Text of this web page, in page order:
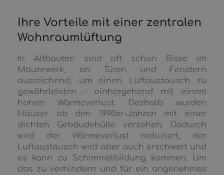
Ihre Vorteile mit einer zentralen
Wohnraumlüftung
In Altbauten sind oft schon Risse im
Mauerwerk, an Türen und Fenstern
ausreichend, um einen Luftaustausch zu
gewährleisten – einhergehend mit einem
hohen Wärmeverlust. Deshalb wurden
Häuser ab den 1990er-Jahren mit einer
dichten Gebäudehülle versehen. Dadurch
wird der Wärmeverlust reduziert, der
Luftaustausch wird aber auch erschwert und
es kann zu Schimmelbildung kommen. Um
das zu verhindern und für ein angenehmes